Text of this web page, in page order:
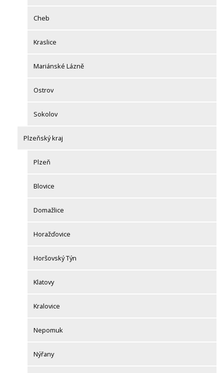
Cheb
Kraslice
Mariánské Lázně
Ostrov
Sokolov
Plzeňský kraj
Plzeň
Blovice
Domažlice
Horažďovice
Horšovský Týn
Klatovy
Kralovice
Nepomuk
Nýřany